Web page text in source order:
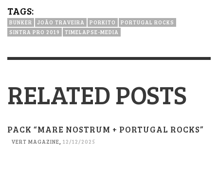
TAGS:
BUNKER JOÃO TRAVEIRA PORKITO
PORTUGAL ROCKS
SINTRA PRO 2019
TIMELAPSE-MEDIA
RELATED POSTS
PACK “MARE NOSTRUM + PORTUGAL ROCKS”
VERT MAGAZINE 12/12/2025